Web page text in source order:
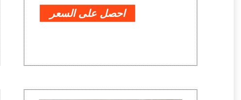
احصل على السعر